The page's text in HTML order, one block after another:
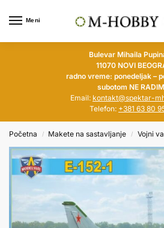
Meni
Bulevar Mihaila
11070 NOVI
radno vreme: ponedeljak –
subotom NE
Email: kontakt@spektar-
Telefon: +381 63 80
Početna / Makete na sastavljanje / Vojni